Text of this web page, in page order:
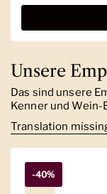
Unsere
Das sind unsere
Kenner und
Translation
-40%